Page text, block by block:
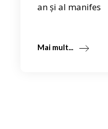
an și al manifes
Mai mult...